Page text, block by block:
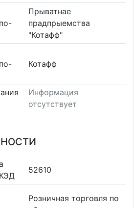
Прыватнае
прадпрыемства
"Котафф"
Котафф
Информация
отсутствует
52610
Розничная торговля по